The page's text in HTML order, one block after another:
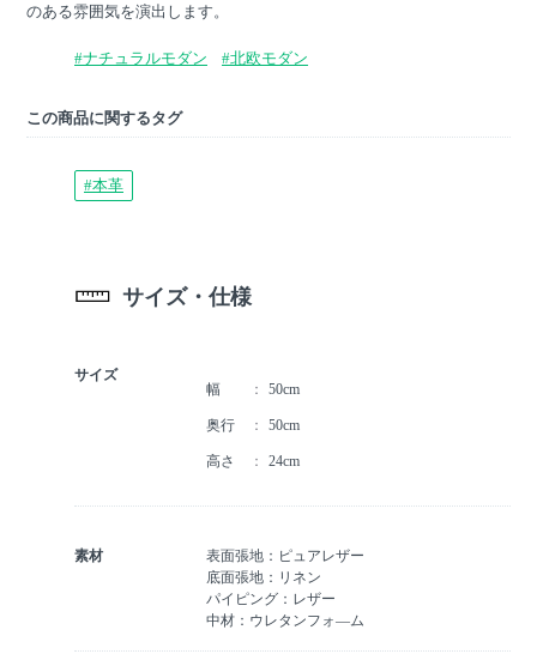
のある雰囲気を演出します。
#ナチュラルモダン #北欧モダン
この商品に関するタグ
#本革
サイズ・仕様
サイズ
幅
50cm
奥行 50cm
高さ 24cm
素材
表面張地：ピュアレザー
底面張地：リネン
パイピング：レザー
中材：ウレタンフォ―ム